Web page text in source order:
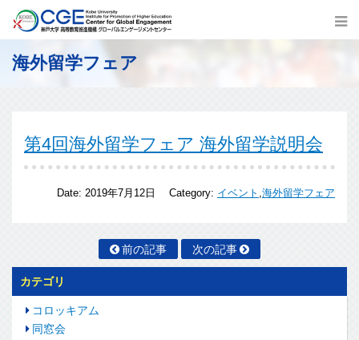
海外留学フェア
第4回海外留学フェア 海外留学説明会
Date:2019年7月12日 Category: イベント ,海外留学フェア
前の記事 次の記事
カテゴリ
コロッキアム
同窓会